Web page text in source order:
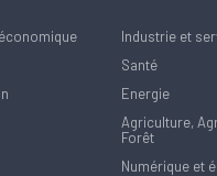
Industrie et
Santé
Energie
Agriculture,
Forêt
Numérique et